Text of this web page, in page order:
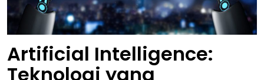
Artificial Intelligence:
Teknologi yang